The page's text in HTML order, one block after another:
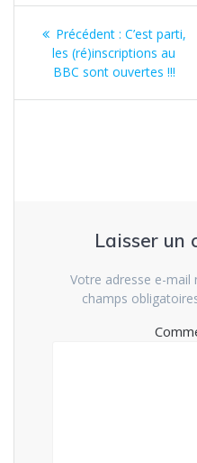
Navigation
l’article
Précédent : Article
précédent
:
C’est parti,
les (ré)inscriptions au
BBC sont ouvertes !!!
Laisser un
Votre adresse e-mail
champs